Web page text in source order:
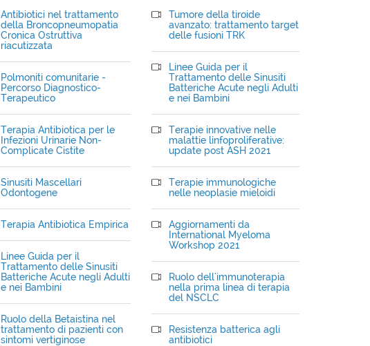
Antibiotici nel trattamento
della Broncopneumopatia
Cronica Ostruttiva
riacutizzata
Polmoniti comunitarie -
Percorso Diagnostico-
Terapeutico
Terapia Antibiotica per le
Infezioni Urinarie Non-
Complicate Cistite
Sinusiti Mascellari
Odontogene
Terapia Antibiotica Empirica
Linee Guida per il
Trattamento delle Sinusiti
Batteriche Acute negli Adulti
e nei Bambini
Ruolo della Betaistina nel
trattamento di pazienti con
sintomi vertiginose
Tumore della tiroide
avanzato: trattamento target
delle fusioni TRK
Linee Guida per il
Trattamento delle Sinusiti
Batteriche Acute negli Adulti
e nei Bambini
Terapie innovative nelle
malattie linfoproliferative:
update post ASH 2021
Terapie immunologiche
nelle neoplasie mieloidi
Aggiornamenti da
International Myeloma
Workshop 2021
Ruolo dell'immunoterapia
nella prima linea di terapia
del NSCLC
Resistenza batterica agli
antibiotici